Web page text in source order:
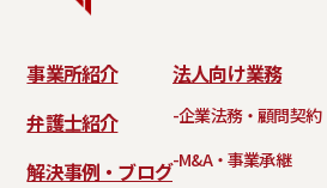
事業所紹介
弁護士紹介
解決事例・ブログ
法人向け業務
-企業法務・顧問契約
-M&A・事業承継